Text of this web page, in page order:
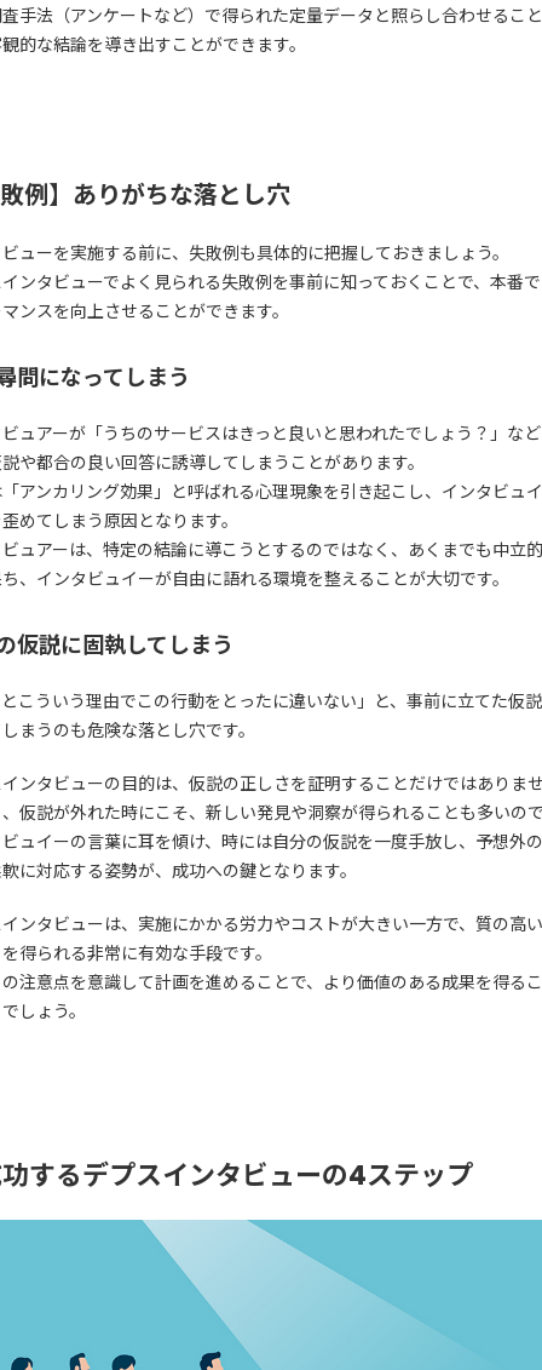
手法（アンケートなど）で得られた定量データと照らし合わせるこ
的な結論を導き出すことができます。
例】ありがちな落とし穴
ューを実施する前に、失敗例も具体的に把握しておきましょう。
ンタビューでよく見られる失敗例を事前に知っておくことで、本番
ンスを向上させることができます。
問になってしまう
ュアーが「うちのサービスはきっと良いと思われたでしょう？」な
や都合の良い回答に誘導してしまうことがあります。
アンカリング効果」と呼ばれる心理現象を引き起こし、インタビュ
めてしまう原因となります。
ュアーは、特定の結論に導こうとするのではなく、あくまでも中立
、インタビュイーが自由に語れる環境を整えることが大切です。
仮説に固執してしまう
こういう理由でこの行動をとったに違いない」と、事前に立てた仮
まうのも危険な落とし穴です。
ンタビューの目的は、仮説の正しさを証明することだけではありま
仮説が外れた時にこそ、新しい発見や洞察が得られることも多いの
ュイーの言葉に耳を傾け、時には自分の仮説を一度手放し、予想外
に対応する姿勢が、成功への鍵となります。
ンタビューは、実施にかかる労力やコストが大きい一方で、質の高
得られる非常に有効な手段です。
注意点を意識して計画を進めることで、より価値のある成果を得る
しょう。
するデプスインタビューの4ステップ